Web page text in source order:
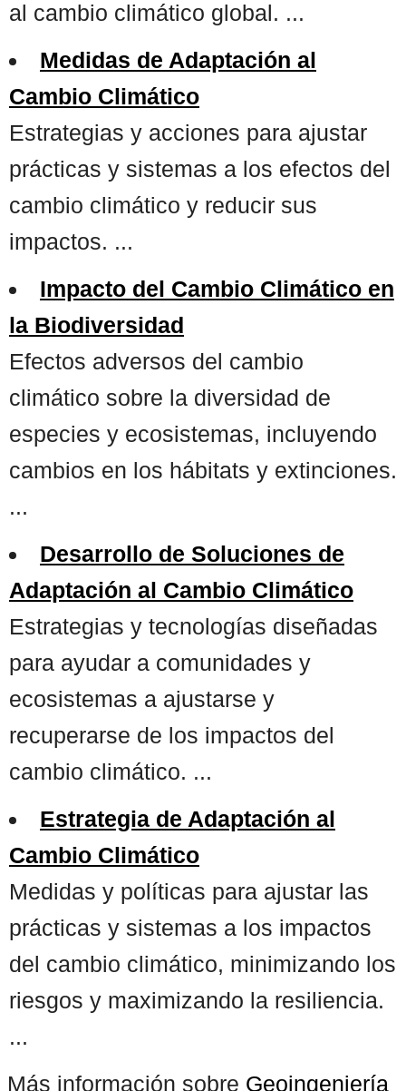
al cambio climático global. ...
Medidas de Adaptación al
Cambio Climático
Estrategias y acciones para ajustar
prácticas y sistemas a los efectos del
cambio climático y reducir sus
impactos. ...
Impacto del Cambio Climático en
la Biodiversidad
Efectos adversos del cambio
climático sobre la diversidad de
especies y ecosistemas, incluyendo
cambios en los hábitats y extinciones.
...
Desarrollo de Soluciones de
Adaptación al Cambio Climático
Estrategias y tecnologías diseñadas
para ayudar a comunidades y
ecosistemas a ajustarse y
recuperarse de los impactos del
cambio climático. ...
Estrategia de Adaptación al
Cambio Climático
Medidas y políticas para ajustar las
prácticas y sistemas a los impactos
del cambio climático, minimizando los
riesgos y maximizando la resiliencia.
...
Más información sobre Geoingeniería